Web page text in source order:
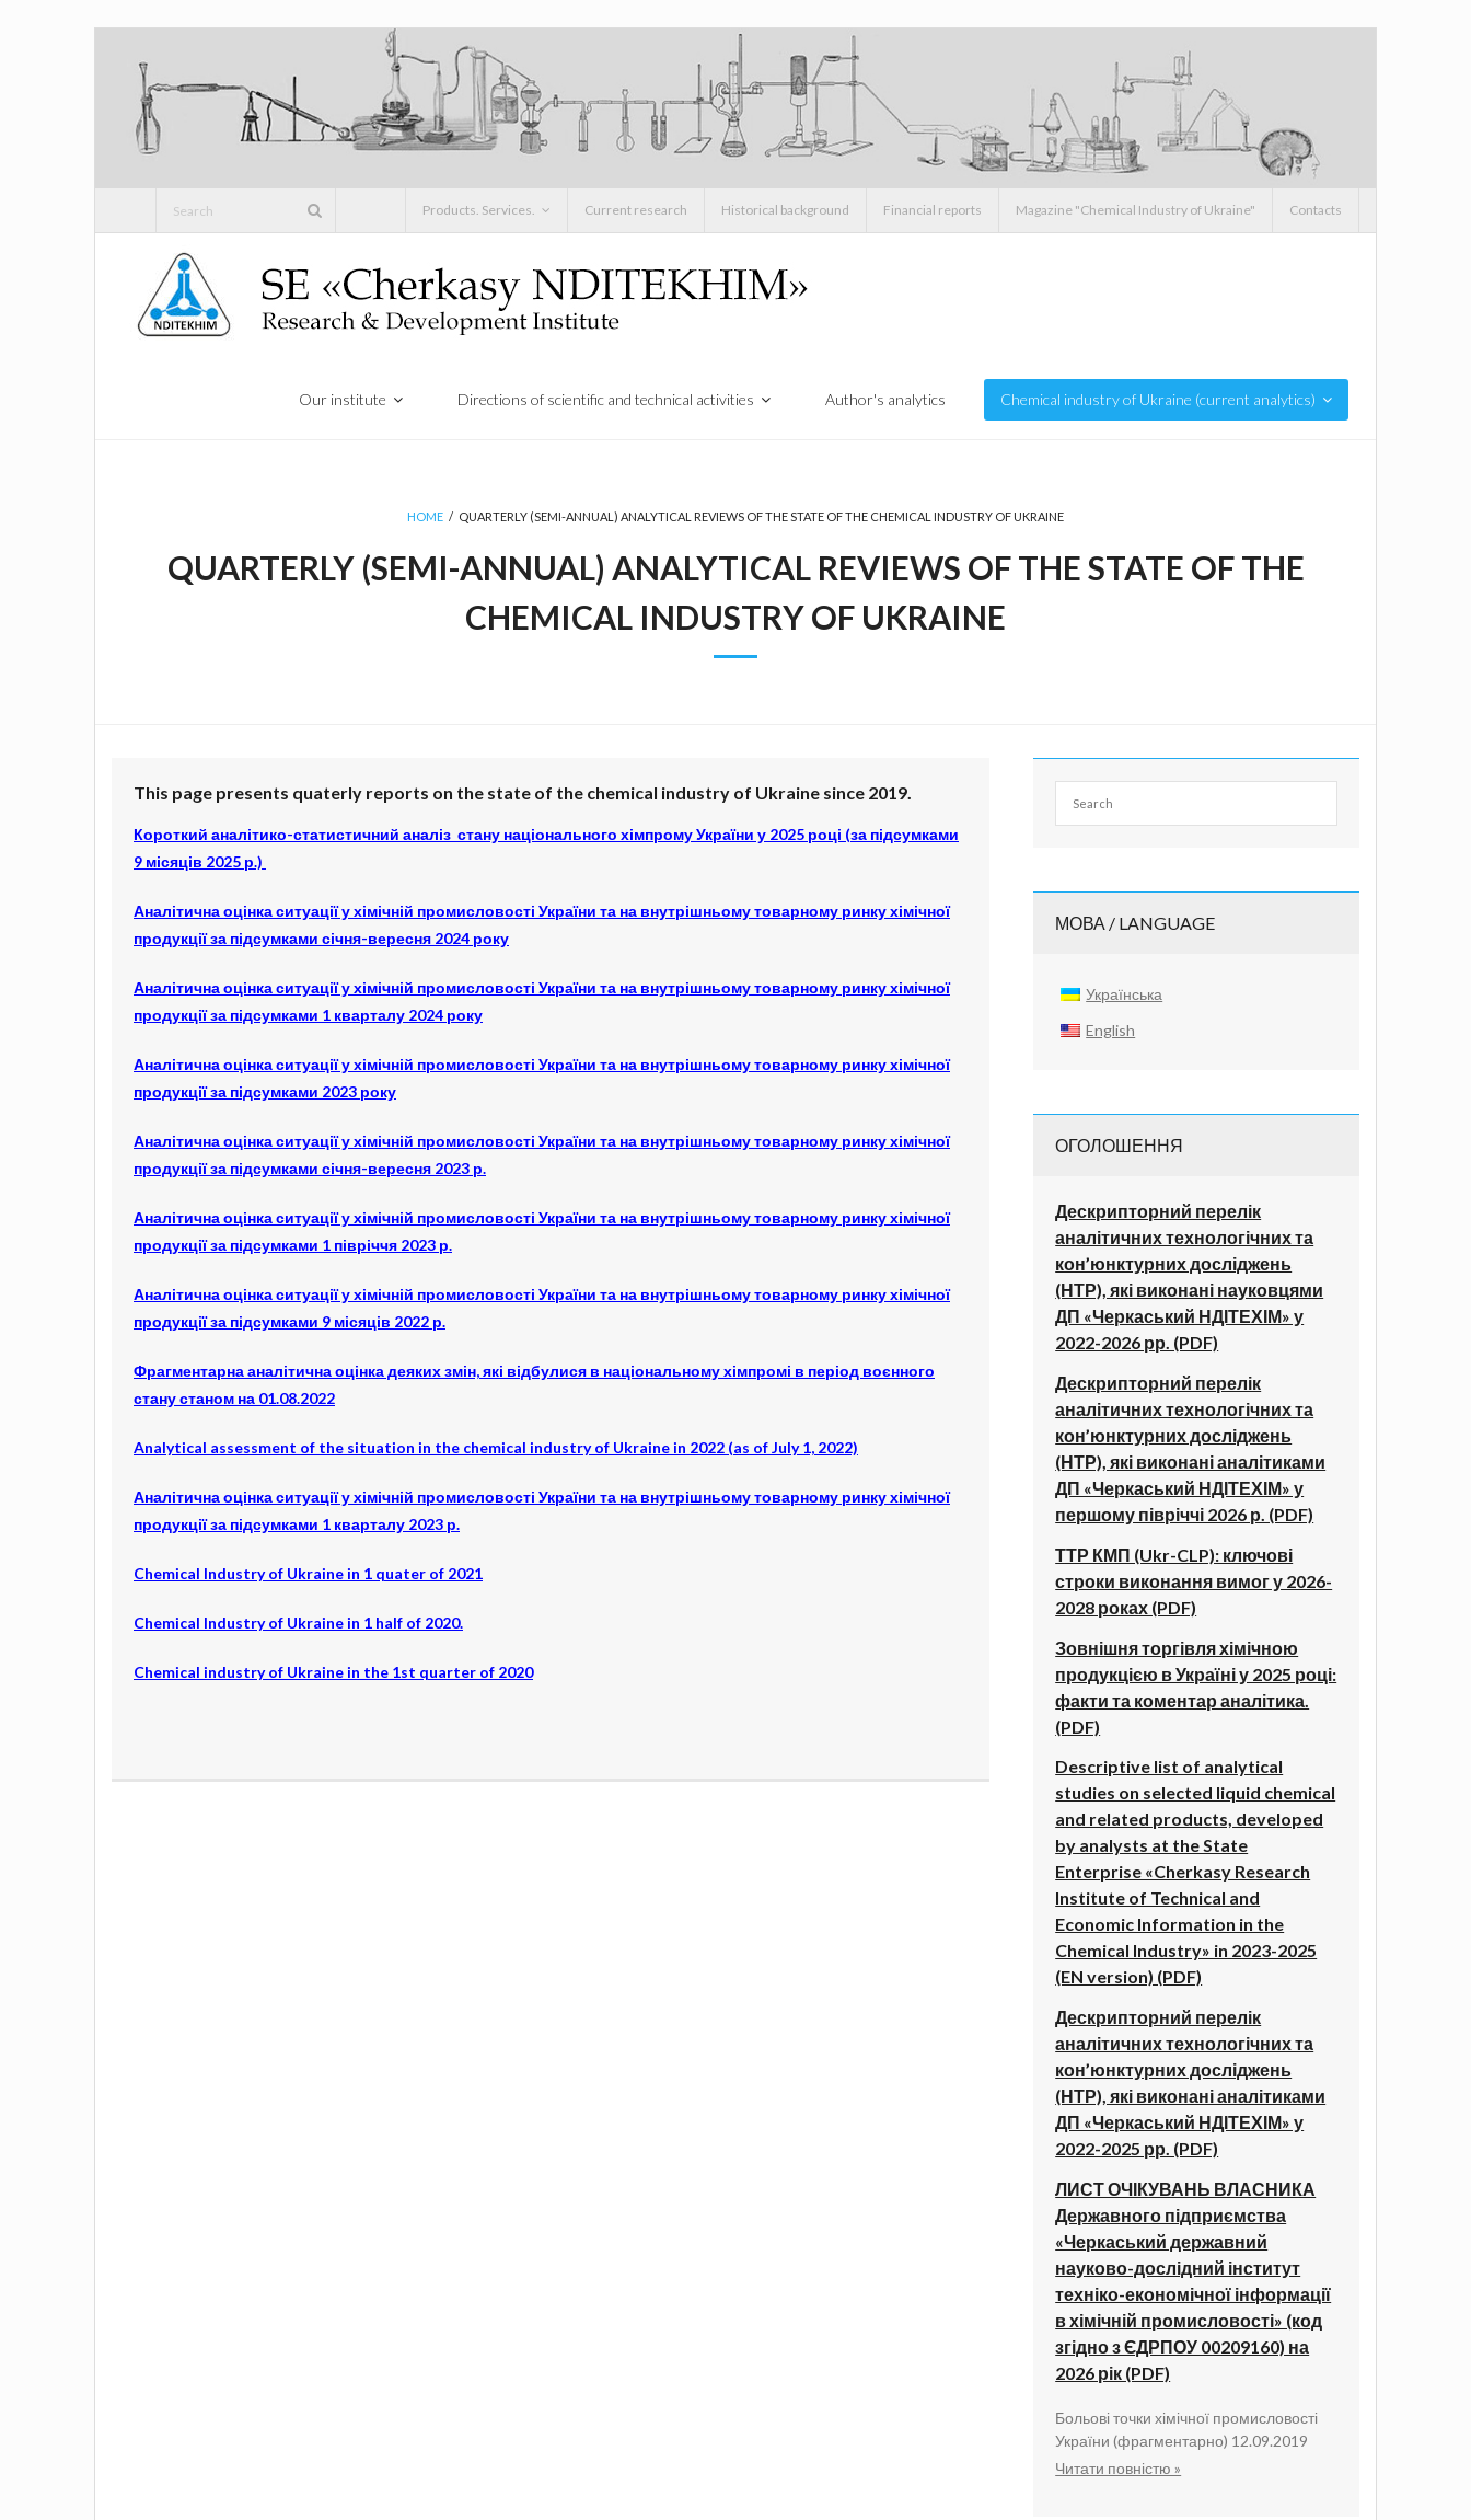
content
Products. Services. Current research Historical background Financial reports Magazine "Chemical Industry of Ukraine" Contacts
Our institute Directions of scientific and technical activities Author's analytics Chemical industry of Ukraine (current analytics)
HOME / QUARTERLY (SEMI-ANNUAL) ANALYTICAL REVIEWS OF THE STATE OF THE CHEMICAL INDUSTRY OF UKRAINE
QUARTERLY (SEMI-ANNUAL) ANALYTICAL REVIEWS OF THE STATE OF THE
CHEMICAL INDUSTRY OF UKRAINE
This page presents quaterly reports on the state of the chemical industry of Ukraine since 2019.
Короткий аналітико-статистичний аналіз стану національного хімпрому України у 2025 році (за підсумками
9 місяців 2025 р.)
Аналітична оцінка ситуації у хімічній промисловості України та на внутрішньому товарному ринку хімічної
продукції за підсумками січня-вересня 2024 року
Аналітична оцінка ситуації у хімічній промисловості України та на внутрішньому товарному ринку хімічної
продукції за підсумками 1 кварталу 2024 року
Аналітична оцінка ситуації у хімічній промисловості України та на внутрішньому товарному ринку хімічної
продукції за підсумками 2023 року
Аналітична оцінка ситуації у хімічній промисловості України та на внутрішньому товарному ринку хімічної
продукції за підсумками січня-вересня 2023 р.
Аналітична оцінка ситуації у хімічній промисловості України та на внутрішньому товарному ринку хімічної
продукції за підсумками 1 півріччя 2023 р.
Аналітична оцінка ситуації у хімічній промисловості України та на внутрішньому товарному ринку хімічної
продукції за підсумками 9 місяців 2022 р.
Фрагментарна аналітична оцінка деяких змін, які відбулися в національному хімпромі в період воєнного
стану станом на 01.08.2022
Analytical assessment of the situation in the chemical industry of Ukraine in 2022 (as of July 1, 2022)
Аналітична оцінка ситуації у хімічній промисловості України та на внутрішньому товарному ринку хімічної
продукції за підсумками 1 кварталу 2023 р.
Chemical Industry of Ukraine in 1 quater of 2021
Chemical Industry of Ukraine in 1 half of 2020.
Chemical industry of Ukraine in the 1st quarter of 2020
МОВА / LANGUAGE
Українська
English
ОГОЛОШЕННЯ
Дескрипторний перелік
аналітичних технологічних та
кон’юнктурних досліджень
(НТР), які виконані науковцями
ДП «Черкаський НДІТЕХІМ» у
2022-2026 рр. (PDF)
Дескрипторний перелік
аналітичних технологічних та
кон’юнктурних досліджень
(НТР), які виконані аналітиками
ДП «Черкаський НДІТЕХІМ» у
першому півріччі 2026 р. (PDF)
ТТР КМП (Ukr-CLP): ключові
строки виконання вимог у 2026-
2028 роках (PDF)
Зовнішня торгівля хімічною
продукцією в Україні у 2025 році:
факти та коментар аналітика.
(PDF)
Descriptive list of analytical
studies on selected liquid chemical
and related products, developed
by analysts at the State
Enterprise «Cherkasy Research
Institute of Technical and
Economic Information in the
Chemical Industry» in 2023-2025
(EN version) (PDF)
Дескрипторний перелік
аналітичних технологічних та
кон’юнктурних досліджень
(НТР), які виконані аналітиками
ДП «Черкаський НДІТЕХІМ» у
2022-2025 рр. (PDF)
ЛИСТ ОЧІКУВАНЬ ВЛАСНИКА
Державного підприємства
«Черкаський державний
науково-дослідний інститут
техніко-економічної інформації
в хімічній промисловості» (код
згідно з ЄДРПОУ 00209160) на
2026 рік (PDF)
Больові точки хімічної промисловості
України (фрагментарно) 12.09.2019
Читати повністю »